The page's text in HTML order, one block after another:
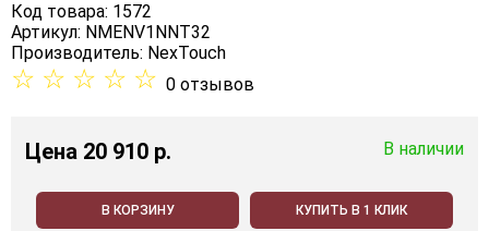
Код товара: 1572
Артикул: NMENV1NNT32
Производитель: NexTouch
☆ ☆ ☆ ☆ ☆ 0 отзывов
Цена 20 910 p. В наличии
В КОРЗИНУ КУПИТЬ В 1 КЛИК